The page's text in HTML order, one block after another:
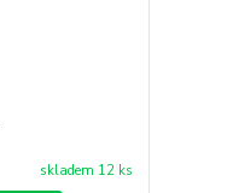
skladem 12 ks